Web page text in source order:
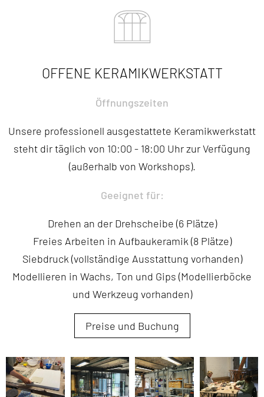
OFFENE KERAMIKWERKSTATT
Öffnungszeiten
Unsere professionell ausgestattete Keramikwerkstatt
steht dir täglich von 10:00 - 18:00 Uhr zur Verfügung
(außerhalb von Workshops).
Geeignet für:
Drehen an der Drehscheibe (6 Plätze)
Freies Arbeiten in Aufbaukeramik (8 Plätze)
Siebdruck (vollständige Ausstattung vorhanden)
Modellieren in Wachs, Ton und Gips (Modellierböcke
und Werkzeug vorhanden)
Preise und Buchung